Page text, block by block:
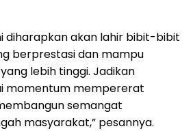
diharapkan akan lahir bibit-bibit
berprestasi dan mampu
lebih tinggi. Jadikan
momentum mempererat
semangat
masyarakat,” pesannya.